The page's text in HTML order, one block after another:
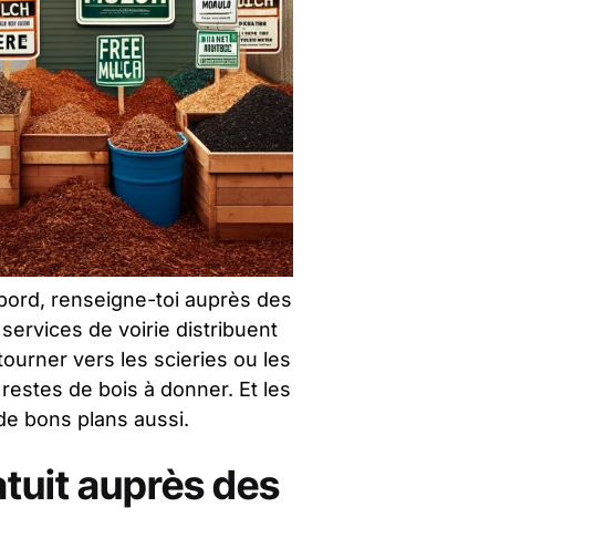
renseigne-toi auprès des
de voirie distribuent
vers les scieries ou les
de bois à donner. Et les
bons plans aussi.
auprès des